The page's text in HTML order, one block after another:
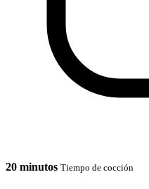
20 minutos Tiempo de cocción